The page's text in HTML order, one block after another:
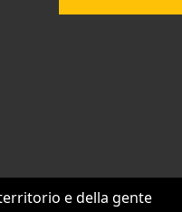
e della gente